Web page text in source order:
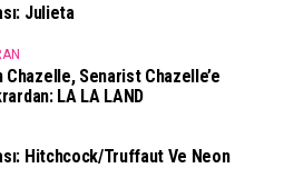
Julieta
Chazelle, Senarist Chazelle’e
LA LA LAND
Hitchcock/Truffaut Ve Neon